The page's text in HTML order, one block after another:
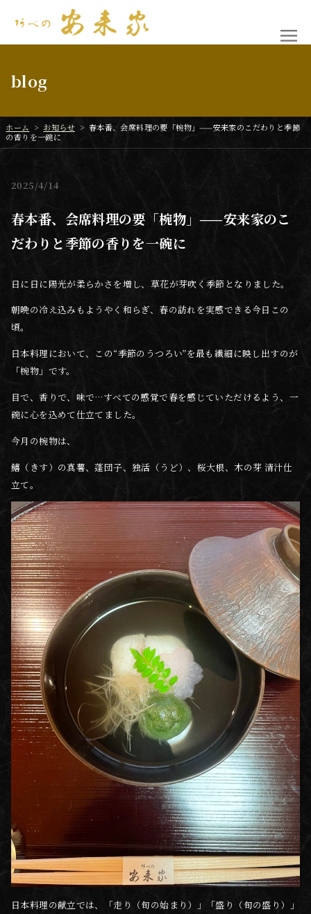
blog
ホーム > お知らせ > 春本番、会席料理の要「椀物」——安来家のこだわりと季節
の香りを一碗に
2025 4/14
春本番、会席料理の要「椀物」——安来家のこ
だわりと季節の香りを一碗に
日に日に陽光が柔らかさを増し、草花が芽吹く季節となりました。
朝晩の冷え込みもようやく和らぎ、春の訪れを実感できる今日この
頃。
日本料理において、この“季節のうつろい”を最も繊細に映し出すのが
「椀物」です。
目で、香りで、味で…すべての感覚で春を感じていただけるよう、一
碗に心を込めて仕立てました。
今月の椀物は、
鱚（きす）の真薯、蓬団子、独活（うど）、桜大根、木の芽 清汁仕
立て。
日本料理の献立では、「走り（旬の始まり）」「盛り（旬の盛り）」